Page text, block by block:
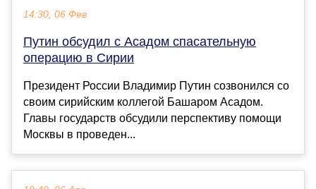
14:30, 06 Фев
Путин обсудил с Асадом спасательную
операцию в Сирии
Президент России Владимир Путин созвонился со
своим сирийским коллегой Башаром Асадом.
Главы государств обсудили перспективу помощи
Москвы в проведен...